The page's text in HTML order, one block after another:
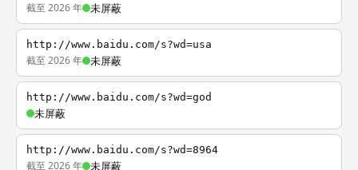
截至 2026 年 未屏蔽
http://www.baidu.com/s?wd=usa
截至 2026 年 未屏蔽
http://www.baidu.com/s?wd=god
未屏蔽
http://www.baidu.com/s?wd=8964
截至 2026 年 未屏蔽